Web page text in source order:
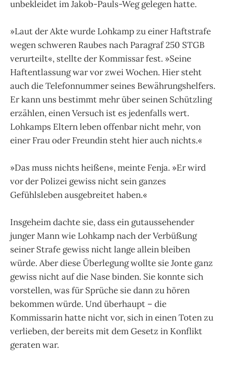
unbekleidet im Jakob-Pauls-Weg gelegen hatte.
»Laut der Akte wurde Lohkamp zu einer Haftstrafe
wegen schweren Raubes nach Paragraf 250 STGB
verurteilt«, stellte der Kommissar fest. »Seine
Haftentlassung war vor zwei Wochen. Hier steht
auch die Telefonnummer seines Bewährungshelfers.
Er kann uns bestimmt mehr über seinen Schützling
erzählen, einen Versuch ist es jedenfalls wert.
Lohkamps Eltern leben offenbar nicht mehr, von
einer Frau oder Freundin steht hier auch nichts.«
»Das muss nichts heißen«, meinte Fenja. »Er wird
vor der Polizei gewiss nicht sein ganzes
Gefühlsleben ausgebreitet haben.«
Insgeheim dachte sie, dass ein gutaussehender
junger Mann wie Lohkamp nach der Verbüßung
seiner Strafe gewiss nicht lange allein bleiben
würde. Aber diese Überlegung wollte sie Jonte ganz
gewiss nicht auf die Nase binden. Sie konnte sich
vorstellen, was für Sprüche sie dann zu hören
bekommen würde. Und überhaupt – die
Kommissarin hatte nicht vor, sich in einen Toten zu
verlieben, der bereits mit dem Gesetz in Konflikt
geraten war.